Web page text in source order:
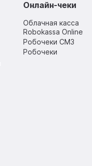
Онлайн-чеки
Облачная касса
Robokassa Online
Робочеки СМЗ
Робочеки